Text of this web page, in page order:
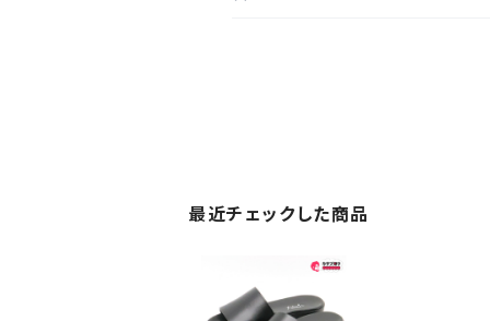
最近チェックした商品